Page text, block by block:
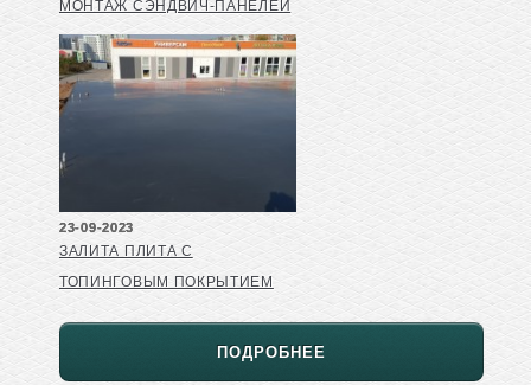
МОНТАЖ СЭНДВИЧ-ПАНЕЛЕЙ
23-09-2023
ЗАЛИТА ПЛИТА С
ТОПИНГОВЫМ ПОКРЫТИЕМ
ПОДРОБНЕЕ